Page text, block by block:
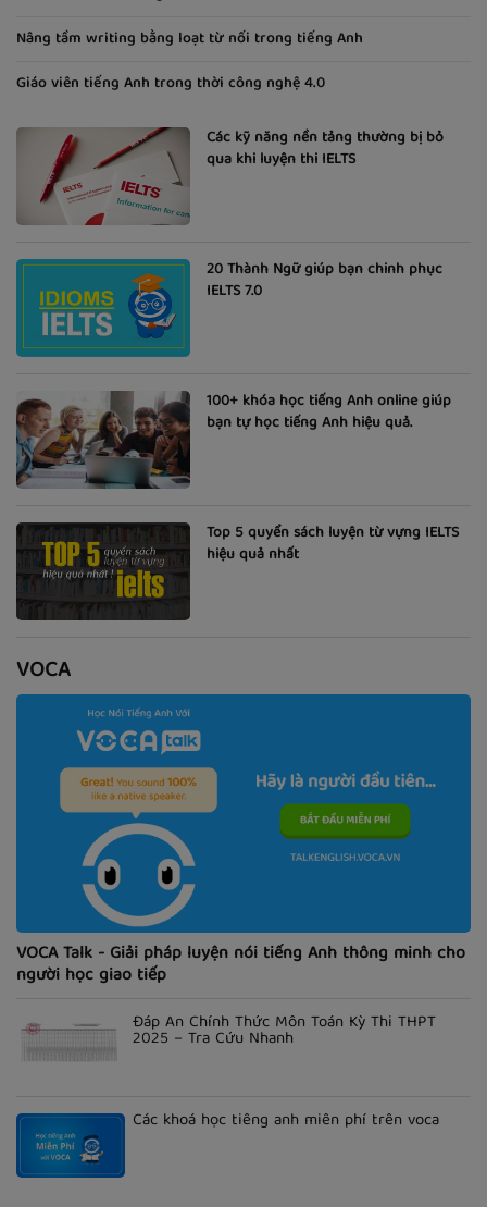
Nâng tầm writing bằng loạt từ nối trong tiếng Anh
Giáo viên tiếng Anh trong thời công nghệ 4.0
Các kỹ năng nền tảng thường bị bỏ
qua khi luyện thi IELTS
20 Thành Ngữ giúp bạn chinh phục
IELTS 7.0
100+ khóa học tiếng Anh online giúp
bạn tự học tiếng Anh hiệu quả.
Top 5 quyển sách luyện từ vựng IELTS
hiệu quả nhất
VOCA
VOCA Talk - Giải pháp luyện nói tiếng Anh thông minh cho
người học giao tiếp
Đáp Án Chính Thức Môn Toán Kỳ Thi THPT
2025 – Tra Cứu Nhanh
Các khoá học tiếng anh miễn phí trên voca